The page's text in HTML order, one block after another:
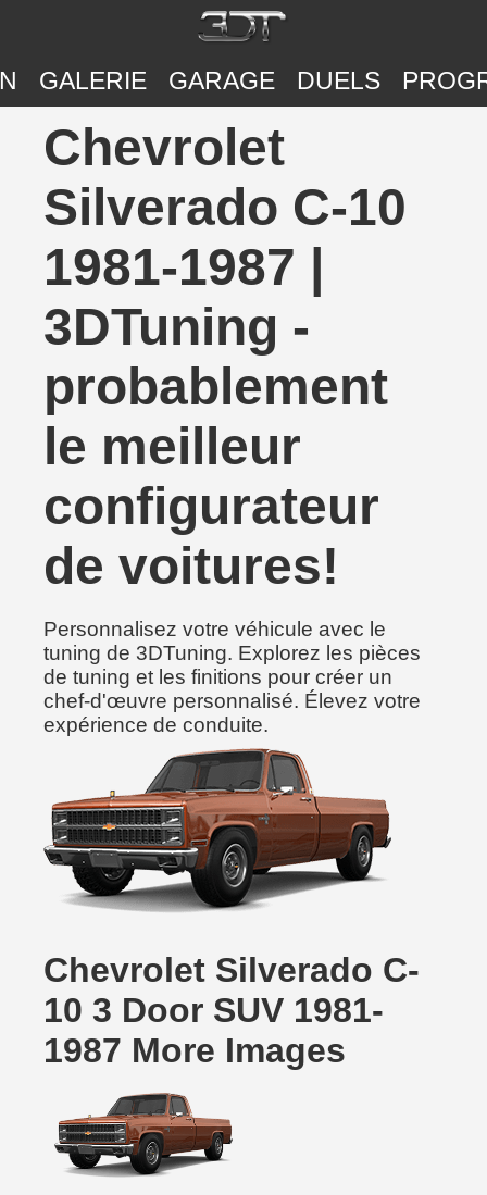
GALERIE GARAGE DUELS
Chevrolet
Silverado C-10
1981-1987 |
3DTuning -
probablement
le meilleur
configurateur
de voitures!
Personnalisez votre véhicule avec le
tuning de 3DTuning. Explorez les pièces
de tuning et les finitions pour créer un
chef-d'œuvre personnalisé. Élevez votre
expérience de conduite.
Chevrolet Silverado C-
10 3 Door SUV 1981-
1987 More Images